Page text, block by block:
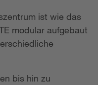
ist wie das
modular aufgebaut
bis hin zu